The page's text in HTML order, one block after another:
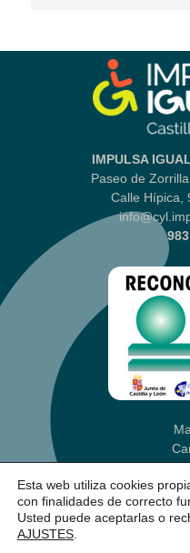
IMPULSA
Paseo de
Calle Hípica,
Aviso legal|
Política de
Esta web utiliza cookies
con finalidades de correcto
Usted puede aceptarlas o
AJUSTES